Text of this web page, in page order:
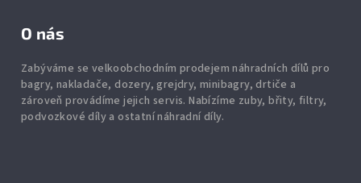
O nás
Zabýváme se velkoobchodním prodejem náhradních dílů pro
bagry, nakladače, dozery, grejdry, minibagry, drtiče a
zároveň provádíme jejich servis. Nabízíme zuby,břity,filtry,
podvozkové díly a ostatní náhradní díly.